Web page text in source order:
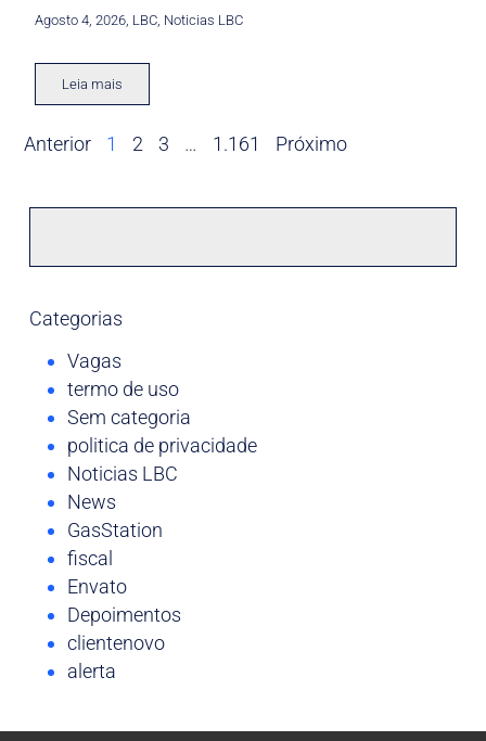
Agosto 4, 2026 LBC Noticias LBC
Leia mais
Anterior 1 2 3 … 1.161 Próximo
Categorias
Vagas
termo de uso
Sem categoria
politica de privacidade
Noticias LBC
News
GasStation
fiscal
Envato
Depoimentos
clientenovo
alerta